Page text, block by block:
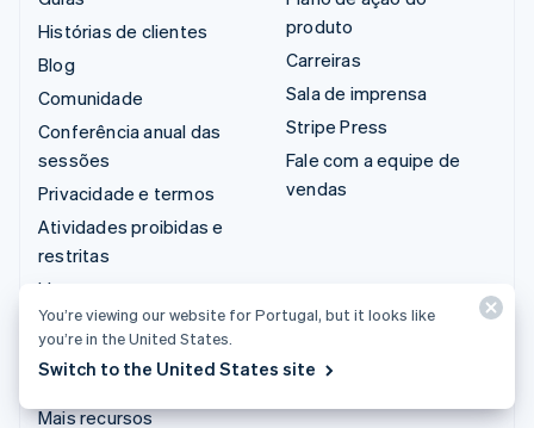
Histórias de clientes
Blog
Comunidade
Conferência anual das
sessões
Privacidade e termos
Atividades proibidas e
restritas
Licenças
Mapa do site
Configurações de
cookies
Mais recursos
produto
Carreiras
Sala de imprensa
Stripe Press
Fale com a equipe de
vendas
You’re viewing our website for Portugal, but it looks like
you’re in the United States.
Switch to the United States site